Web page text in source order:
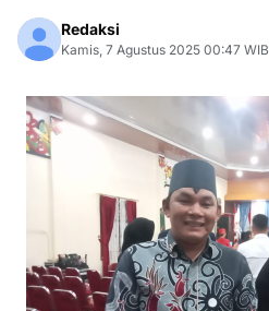
Redaksi
Kamis, 7 Agustus 2025 00:47 WIB